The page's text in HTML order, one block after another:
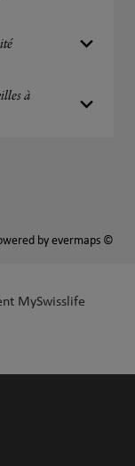
à
by evermaps ©
MySwisslife